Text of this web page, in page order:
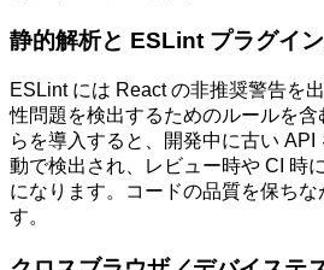
静的解析と ESLint プラグイ
ESLint には React の非推奨警告を
性問題を検出するためのルールを
らを導入すると、開発中に古い API
動で検出され、レビュー時や CI 時
になります。コードの品質を保ちな
す。